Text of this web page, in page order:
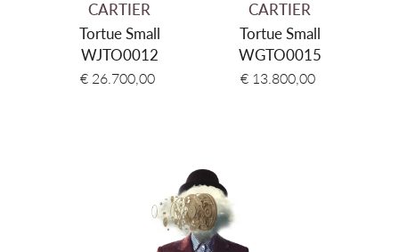
Kleur band
Zilver
Sluiting type
Vlindersluiting
Waterdichtheid
3 ATM Spat-waterdicht (30 meter)
CARTIER
Tortue Small
WJTO0012
€ 26.700,00
CARTIER
Tortue Small
WGTO0015
€ 13.800,00